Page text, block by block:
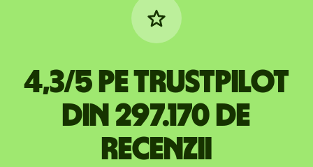
4,3/5 pe Trustpilot
din 297.170 de
recenzii